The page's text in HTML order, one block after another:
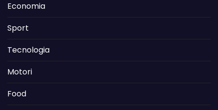
Economia
Sport
Tecnologia
Motori
Food